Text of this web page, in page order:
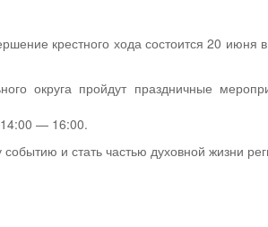
крестного хода состоится 20
округа пройдут праздничные
14:00 — 16:00.
и стать частью духовной жизни